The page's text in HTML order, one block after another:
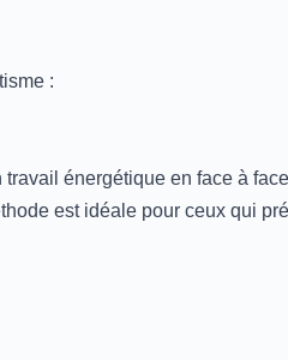
:
énergétique en face à
est idéale pour ceux qui